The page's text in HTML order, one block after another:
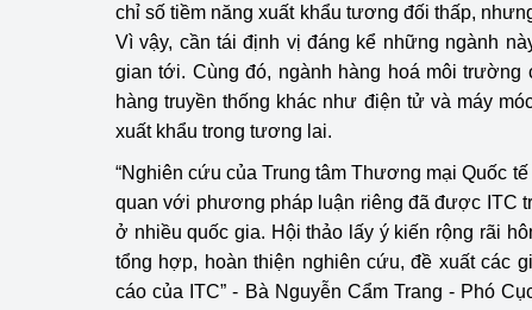
chỉ số tiềm năng xuất khẩu tương đối thấp,
Vì vậy, cần tái định vị đáng kể những ngành
gian tới. Cùng đó, ngành hàng hoá môi trường
hàng truyền thống khác như điện tử và máy
xuất khẩu trong tương lai.
“Nghiên cứu của Trung tâm Thương mại Quốc
quan với phương pháp luận riêng đã được ITC
ở nhiều quốc gia. Hội thảo lấy ý kiến rộng rãi
tổng hợp, hoàn thiện nghiên cứu, đề xuất các
cáo của ITC” - Bà Nguyễn Cẩm Trang - Phó